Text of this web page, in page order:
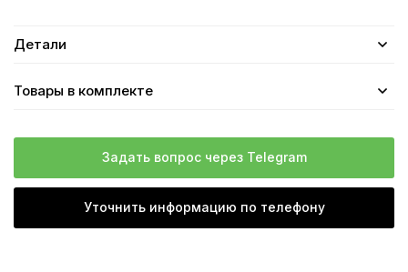
Детали
Товары в комплекте
Задать вопрос через Telegram
Уточнить информацию по телефону